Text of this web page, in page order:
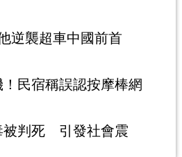
逆襲超車中國前首
民宿稱誤認按摩棒網
被判死 引發社會震